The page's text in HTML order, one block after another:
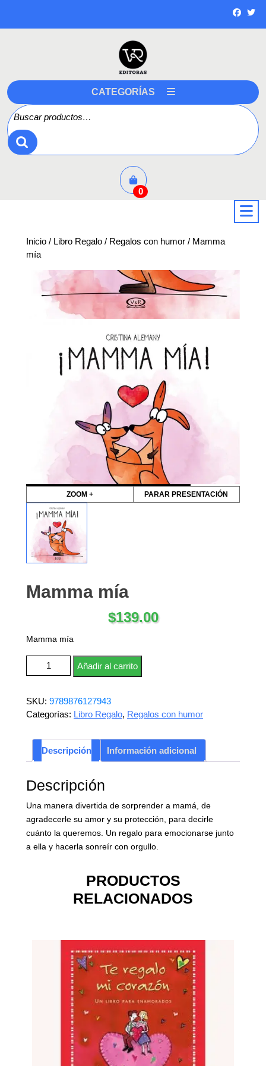
contenido
CATEGORÍAS
Buscar por:
0
Inicio / Libro Regalo / Regalos con humor / Mamma
mía
ZOOM + PARAR PRESENTACIÓN
Mamma mía
$139.00
Mamma mía
Mamma mía cantidad
Añadir al carrito
SKU: 9789876127943
Categorías: Libro Regalo, Regalos con humor
Descripción Información adicional
Descripción
Una manera divertida de sorprender a mamá, de
agradecerle su amor y su protección, para decirle
cuánto la queremos. Un regalo para emocionarse junto
a ella y hacerla sonreír con orgullo.
PRODUCTOS
RELACIONADOS